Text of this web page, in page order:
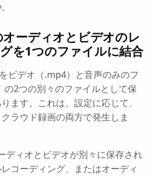
ーディオとビデオのレ
を1つのファイルに結合
ビデオ（.mp4）と音声のみのフ
の2つの別々のファイルとして保
ます。これは、設定に応じて、
ラウド録画の両方で発生しま
ディオとビデオが別々に保存され
コーディング、またはオーディ